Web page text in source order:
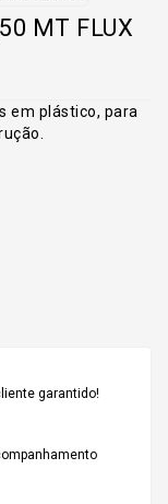
MT FLUX
em plástico, para
garantido!